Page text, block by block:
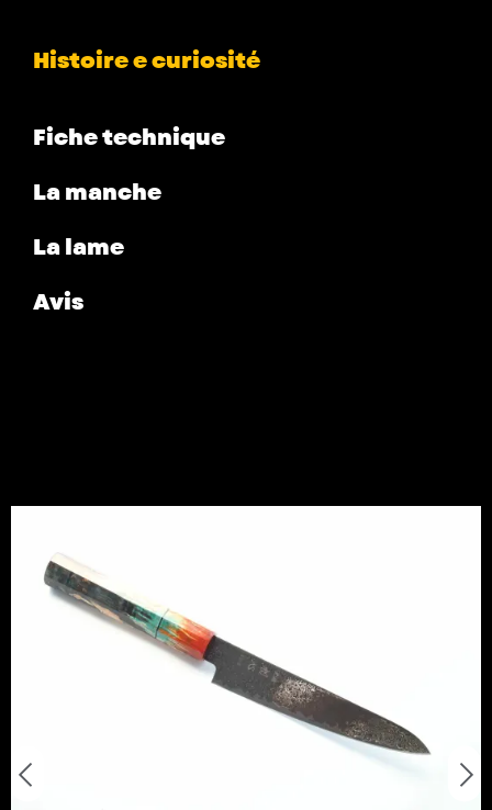
Histoire e curiosité
Fiche technique
La manche
La lame
Avis